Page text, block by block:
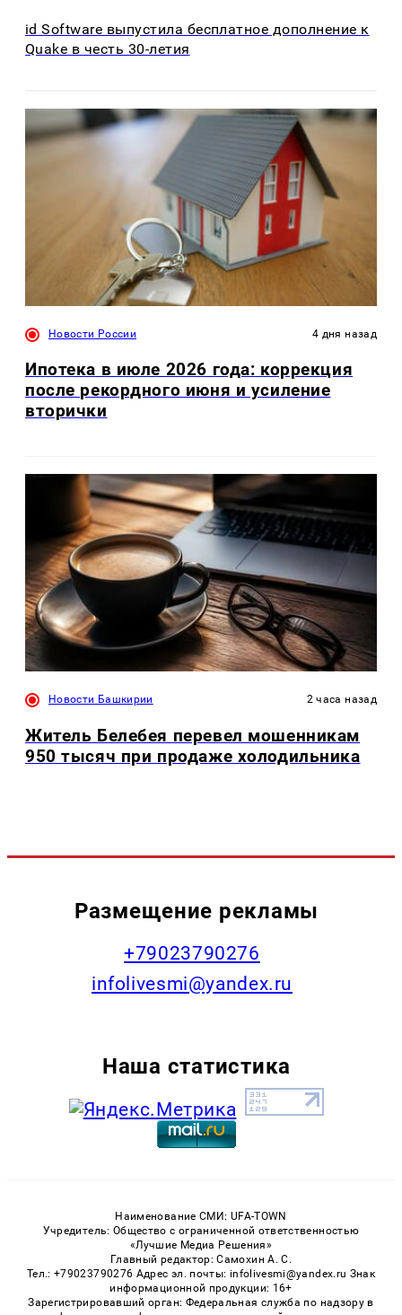
id Software выпустила бесплатное дополнение к
Quake в честь 30-летия
Новости России 4 дня назад
Ипотека в июле 2026 года: коррекция
после рекордного июня и усиление
вторички
Новости Башкирии 2 часа назад
Житель Белебея перевел мошенникам
950 тысяч при продаже холодильника
Размещение рекламы
+79023790276
infolivesmi@yandex.ru
Наша статистика
Наименование СМИ: UFA-TOWN
Учредитель: Общество с ограниченной ответственностью
«Лучшие Медиа Решения»
Главный редактор: Самохин А. С.
Тел.: +79023790276 Адрес эл. почты: infolivesmi@yandex.ru Знак
информационной продукции: 16+
Зарегистрировавший орган: Федеральная служба по надзору в